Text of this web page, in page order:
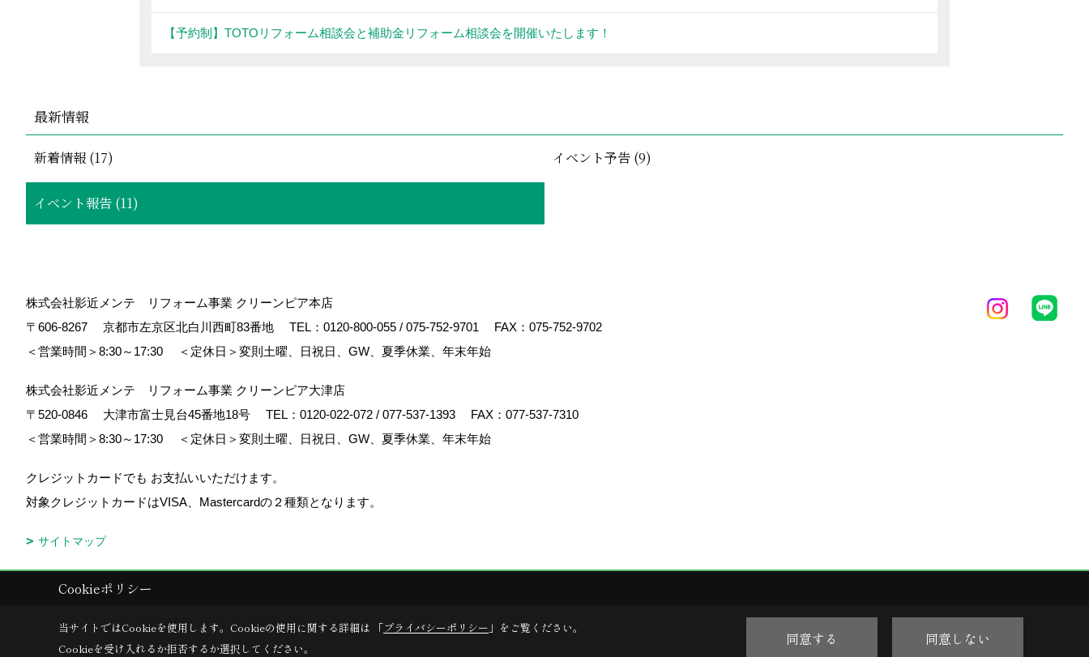
【予約制】TOTOリフォーム相談会と補助金リフォーム相談会を開催いたします！
最新情報
新着情報 (17) イベント予告 (9)
イベント報告 (11)
株式会社影近メンテ リフォーム事業 クリーンピア本店
〒606-8267
京都市左京区北白川西町83番地 TEL： 0120-800-055 / 075-752-9701
FAX：075-752-9702
＜営業時間＞8:30～17:30
＜定休日＞変則土曜、日祝日、GW、夏季休業、年末年始
株式会社影近メンテ リフォーム事業 クリーンピア大津店
〒520-0846
大津市富士見台45番地18号 TEL： 0120-022-072 / 077-537-1393
FAX：077-537-7310
＜営業時間＞8:30～17:30
＜定休日＞変則土曜、日祝日、GW、夏季休業、年末年始
クレジットカードでも お支払いいただけます。
対象クレジットカードはVISA、Mastercardの２種類となります。
サイトマップ
Copyright (c) 株式会社 影近メンテ. All Rights Reserved.
Cookieポリシー
当サイトではCookieを使用します。 Cookieの使用に関する詳細は 「プライバシーポリシー 」をご覧ください。
Cookieを受け入れるか拒否するか選択してください。
同意する 同意しない